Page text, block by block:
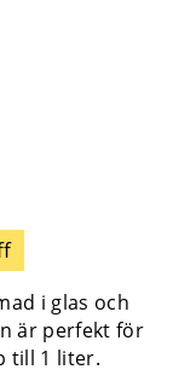
i glas och
är perfekt för
till 1 liter.